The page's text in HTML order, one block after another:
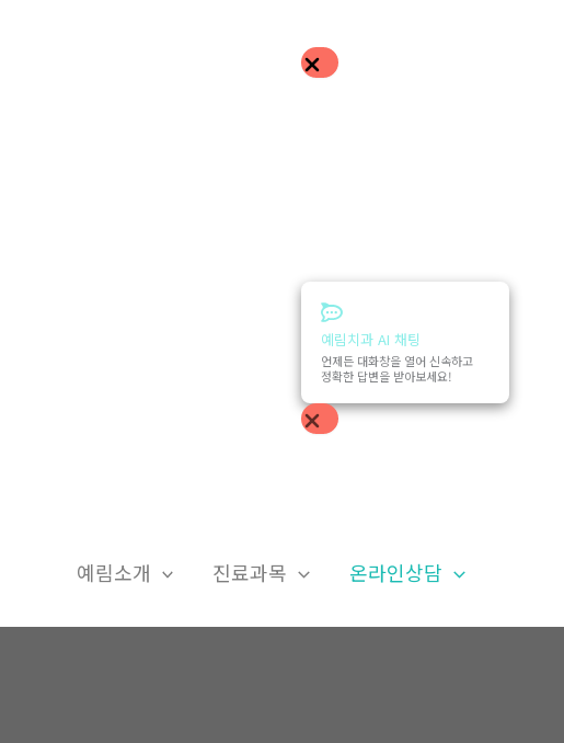
예림치과 AI 채팅
언제든 대화창을 열어 신속하고
정확한 답변을 받아보세요!
예림소개 진료과목 온라인상담